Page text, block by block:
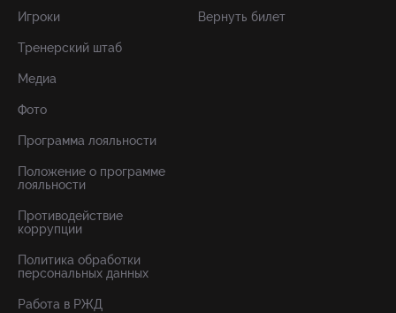
Игроки
Тренерский штаб
Медиа
Фото
Программа лояльности
Положение о программе
лояльности
Противодействие
коррупции
Политика обработки
персональных данных
Работа в РЖД
Вернуть билет